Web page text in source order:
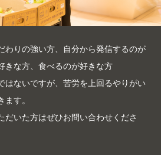
わりの強い方、自分から発信するのが
きな方、食べるのが好きな方
はないですが、苦労を上回るやりがい
す。
だいた方はぜひお問い合わせくださ